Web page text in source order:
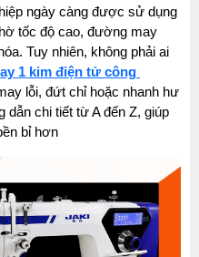
ngày càng được sử dụng
tốc độ cao, đường may
Tuy nhiên, không phải ai
1 kim điện tử công
lỗi, đứt chỉ hoặc nhanh hư
chi tiết từ A đến Z, giúp
bỉ hơn